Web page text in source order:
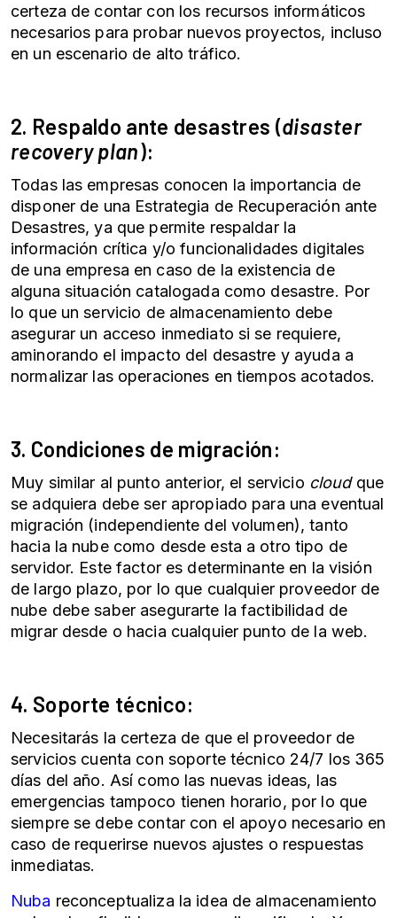
certeza de contar con los recursos informáticos
necesarios para probar nuevos proyectos, incluso
en un escenario de alto tráfico.
2. Respaldo ante desastres (disaster
recovery plan):
Todas las empresas conocen la importancia de
disponer de una Estrategia de Recuperación ante
Desastres, ya que permite respaldar la
información crítica y/o funcionalidades digitales
de una empresa en caso de la existencia de
alguna situación catalogada como desastre. Por
lo que un servicio de almacenamiento debe
asegurar un acceso inmediato si se requiere,
aminorando el impacto del desastre y ayuda a
normalizar las operaciones en tiempos acotados.
3. Condiciones de migración:
Muy similar al punto anterior, el servicio cloud que
se adquiera debe ser apropiado para una eventual
migración (independiente del volumen), tanto
hacia la nube como desde esta a otro tipo de
servidor. Este factor es determinante en la visión
de largo plazo, por lo que cualquier proveedor de
nube debe saber asegurarte la factibilidad de
migrar desde o hacia cualquier punto de la web.
4. Soporte técnico:
Necesitarás la certeza de que el proveedor de
servicios cuenta con soporte técnico 24/7 los 365
días del año. Así como las nuevas ideas, las
emergencias tampoco tienen horario, por lo que
siempre se debe contar con el apoyo necesario en
caso de requerirse nuevos ajustes o respuestas
inmediatas.
Nuba reconceptualiza la idea de almacenamiento